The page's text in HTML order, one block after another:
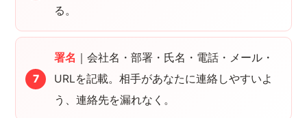
る。
署名 ｜会社名・部署・氏名・電話・メール・
URLを記載。相手があなたに連絡しやすいよ
う、連絡先を漏れなく。